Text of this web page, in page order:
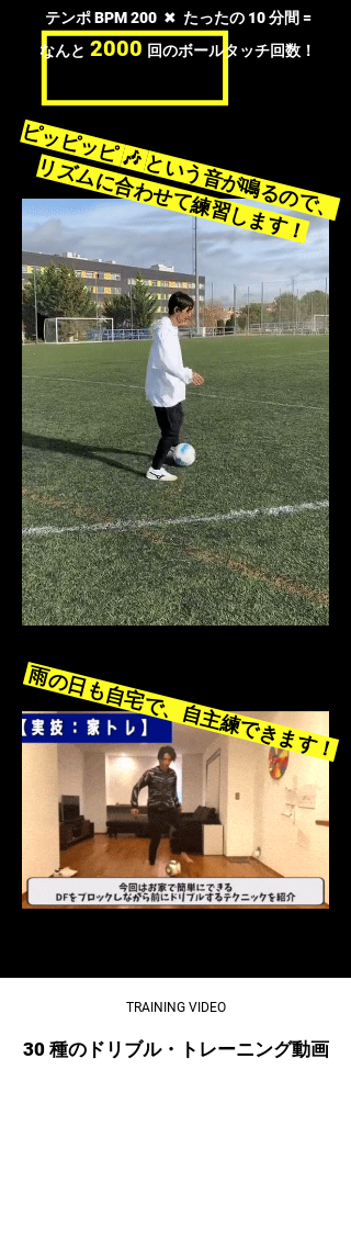
テンポ BPM200✖︎ たったの 10 分間 =
なんと 2000 回のボールタッチ回数！
ピッピッピ🎶という音が鳴るので、
リズムに合わせて練習します！
雨の日も自宅で、自主練できます！
TRAINING VIDEO
30 種のドリブル・トレーニング動画